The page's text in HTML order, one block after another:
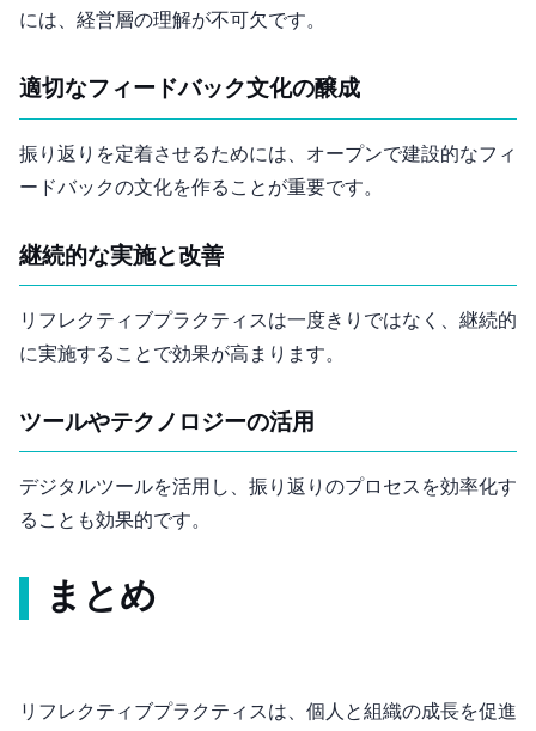
には、経営層の理解が不可欠です。
適切なフィードバック文化の醸成
振り返りを定着させるためには、オープンで建設的なフィ
ードバックの文化を作ることが重要です。
継続的な実施と改善
リフレクティブプラクティスは一度きりではなく、継続的
に実施することで効果が高まります。
ツールやテクノロジーの活用
デジタルツールを活用し、振り返りのプロセスを効率化す
ることも効果的です。
まとめ
リフレクティブプラクティスは、個人と組織の成長を促進